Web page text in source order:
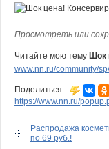
Просмотреть или
Читайте мою тему Шок
www.nn.ru/community/
Поделиться:
https://www.nn.ru/
Распродажа
по 69 руб.!